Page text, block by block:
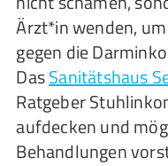
Ärzt*in wenden,
gegen die
DasSanitätshaus
Ratgeber
aufdecken und
Behandlungen